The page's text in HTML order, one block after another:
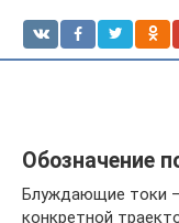
Обозначение
Блуждающие токи
конкретной